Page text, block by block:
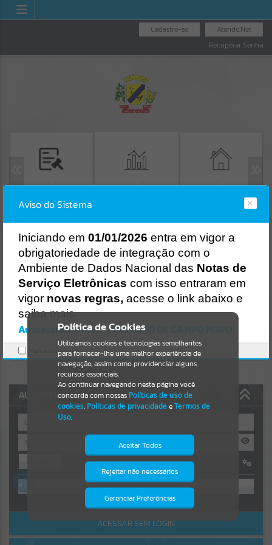
Atende.Net
Cadastre-se
Recuperar Senha
Resultados para""
Portais
Por favor, aguarde...
NOTÍCIAS
Por favor, aguarde...
Por favor, aguarde...
Por favor, aguarde...
AUTOATENDIMENTO
OU
Cadastre-se|Recuperar Senha
ACESSAR SEM LOGIN
Política de Cookies
Utilizamos cookies e tecnologias semelhantes
para fornecer-lhe uma melhor experiência de
navegação, assim como providenciar alguns
recursos essenciais.
Ao continuar navegando nesta página você
concorda com nossas Políticas de uso de
cookies, Políticas de privacidadeeTermos de
Uso.
Aceitar Todos
Rejeitar não necessários
Gerenciar Preferências
Isto significa que diversos recursos
providenciados poderão não estar
Aviso do Sistema
Iniciando em 01/01/2026 entra em vigor a
obrigatoriedade de integração com o
Ambiente de Dados Nacional das Notas de
Serviço Eletrônicas com isso entraram em
vigor novas regras, acesse o link abaixo e
saiba mais.
Autoatendimento - MUNICIPIO DE CAMPO NOVO
Marcar como lido.
Erro
Gerenciamento do Sistema
CÓDIGO DA MENSAGEM:
Ocorreu um erro de script:
Uncaught SyntaxError: Unexpected token '('
https://camponovo.atende.net/cidadao/pagina/static/bundle/wpo_i
ndex_2_base_l2_portal_editores_sync_d90a4f16fa74dced9b4a30db
2efd1d85.js?v=480b2420:47
Verificar Mais Detalhes